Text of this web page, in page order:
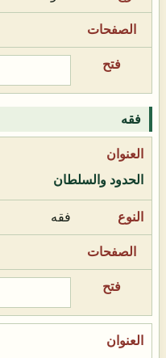
فقه
الحدود والسلطان
فقه